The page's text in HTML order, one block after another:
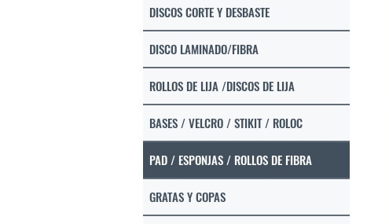
DISCOS CORTE Y DESBASTE
DISCO LAMINADO/FIBRA
ROLLOS DE LIJA /DISCOS DE LIJA
BASES / VELCRO / STIKIT / ROLOC
PAD / ESPONJAS / ROLLOS DE FIBRA
GRATAS Y COPAS